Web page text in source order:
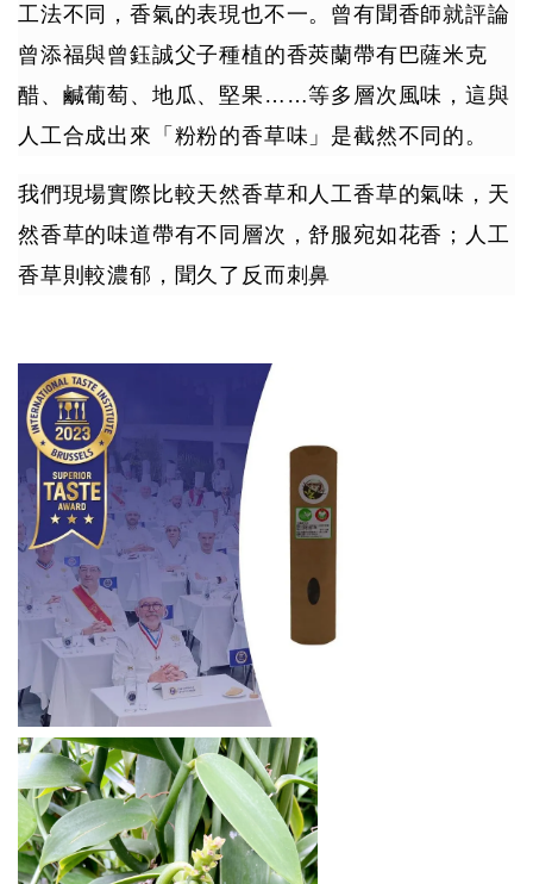
工法不同，香氣的表現也不一。曾有聞香師就評論
曾添福與曾鈺誠父子種植的香莢蘭帶有巴薩米克
醋、鹹葡萄、地瓜、堅果……等多層次風味，這與
人工合成出來「粉粉的香草味」是截然不同的。
我們現場實際比較天然香草和人工香草的氣味，天
然香草的味道帶有不同層次，舒服宛如花香；人工
香草則較濃郁，聞久了反而刺鼻